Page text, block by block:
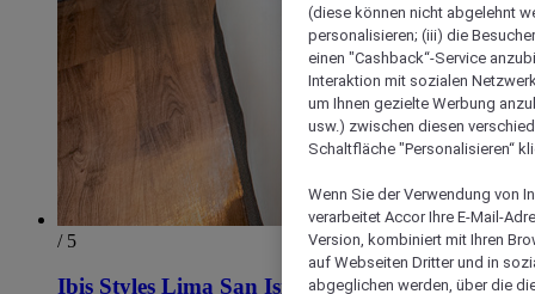
/ 5
Ibis Styles Lima San Isidro
(diese können nicht abgelehnt
personalisieren; (iii) die
einen "Cashback“-Service
Interaktion mit sozialen
um Ihnen gezielte Werbung
usw.) zwischen diesen
Schaltfläche "Personalisieren“
Wenn Sie der Verwendung von
verarbeitet Accor Ihre E-Mail-
Version, kombiniert mit Ihren
auf Webseiten Dritter und in
abgeglichen werden, über die